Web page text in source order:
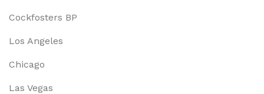
Cockfosters BP
Los Angeles
Chicago
Las Vegas